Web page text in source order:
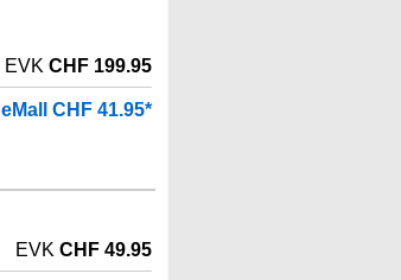
EVK CHF 199.95
eMall CHF 41.95*
EVK CHF 49.95